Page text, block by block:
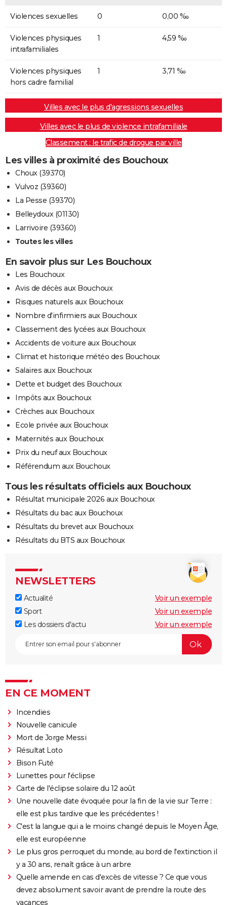
Violences sexuelles 0 0,00 ‰
Violences physiques
intrafamiliales
1 4,59 ‰
Violences physiques
hors cadre familial
1 3,71 ‰
Villes avec le plus d'agressions sexuelles
Villes avec le plus de violence intrafamiliale
Classement : le trafic de drogue par ville
Les villes à proximité des Bouchoux
Choux (39370)
Vulvoz (39360)
La Pesse (39370)
Belleydoux (01130)
Larrivoire (39360)
Toutes les villes
En savoir plus sur Les Bouchoux
Les Bouchoux
Avis de décès aux Bouchoux
Risques naturels aux Bouchoux
Nombre d'infirmiers aux Bouchoux
Classement des lycées aux Bouchoux
Accidents de voiture aux Bouchoux
Climat et historique météo des Bouchoux
Salaires aux Bouchoux
Dette et budget des Bouchoux
Impôts aux Bouchoux
Crèches aux Bouchoux
Ecole privée aux Bouchoux
Maternités aux Bouchoux
Prix du neuf aux Bouchoux
Référendum aux Bouchoux
Tous les résultats officiels aux Bouchoux
Résultat municipale 2026 aux Bouchoux
Résultats du bac aux Bouchoux
Résultats du brevet aux Bouchoux
Résultats du BTS aux Bouchoux
NEWSLETTERS
Actualité
Voir un exemple
Sport
Voir un exemple
Les dossiers d'actu
Voir un exemple
EN CE MOMENT
Incendies
Nouvelle canicule
Mort de Jorge Messi
Résultat Loto
Bison Futé
Lunettes pour l'éclipse
Carte de l'éclipse solaire du 12 août
Une nouvelle date évoquée pour la fin de la vie sur Terre :
elle est plus tardive que les précédentes !
C'est la langue qui a le moins changé depuis le Moyen Âge,
elle est européenne
Le plus gros perroquet du monde, au bord de l'extinction il
y a 30 ans, renaît grâce à un arbre
Quelle amende en cas d'excès de vitesse ? Ce que vous
devez absolument savoir avant de prendre la route des
vacances